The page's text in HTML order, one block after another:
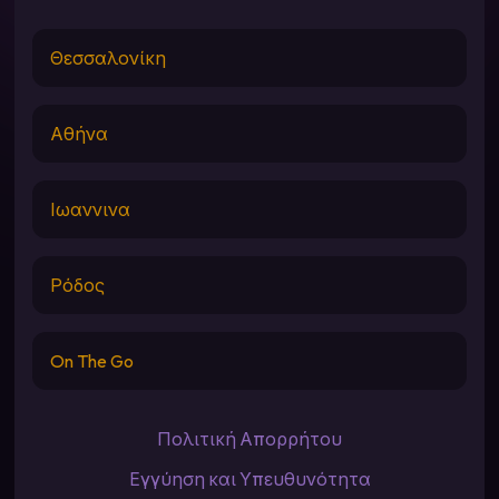
Θεσσαλονίκη
Αθήνα
Ιωαννινα
Ρόδος
On The Go
Πολιτική Απορρήτου
Εγγύηση και Υπευθυνότητα